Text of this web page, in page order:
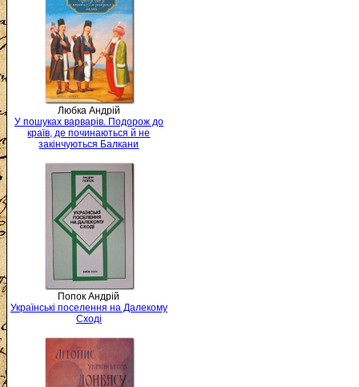
Любка Андрій
У пошуках варварів. Подорож до
країв, де починаються й не
закінчуються Балкани
Попок Андрій
Українські поселення на Далекому
Сході